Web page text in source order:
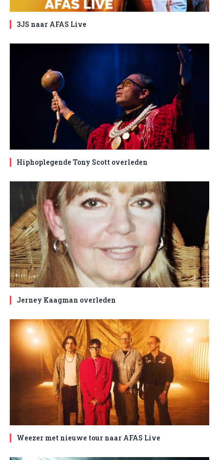
3JS naar AFAS Live
Hiphoplegende Tony Scott overleden
Jerney Kaagman overleden
Weezer met nieuwe tour naar AFAS Live